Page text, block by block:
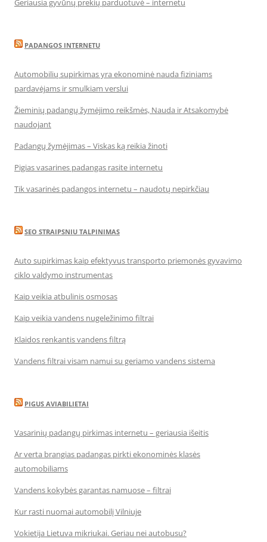
Geriausia gyvūnų prekių parduotuvė – internetu
PADANGOS INTERNETU
Automobilių supirkimas yra ekonominė nauda fiziniams
pardavėjams ir smulkiam verslui
Žieminių padangų žymėjimo reikšmės, Nauda ir Atsakomybė
naudojant
Padangų žymėjimas – Viskas ką reikia žinoti
Pigias vasarines padangas rasite internetu
Tik vasarinės padangos internetu – naudotų nepirkčiau
SEO STRAIPSNIU TALPINIMAS
Auto supirkimas kaip efektyvus transporto priemonės gyvavimo
ciklo valdymo instrumentas
Kaip veikia atbulinis osmosas
Kaip veikia vandens nugeležinimo filtrai
Klaidos renkantis vandens filtrą
Vandens filtrai visam namui su geriamo vandens sistema
PIGUS AVIABILIETAI
Vasarinių padangų pirkimas internetu – geriausia išeitis
Ar verta brangias padangas pirkti ekonominės klasės
automobiliams
Vandens kokybės garantas namuose – filtrai
Kur rasti nuomai automobilį Vilniuje
Vokietija Lietuva mikriukai. Geriau nei autobusu?